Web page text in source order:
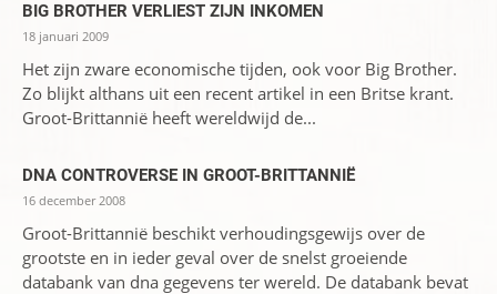
BIG BROTHER VERLIEST ZIJN INKOMEN
18 januari 2009
Het zijn zware economische tijden, ook voor Big Brother.
Zo blijkt althans uit een recent artikel in een Britse krant.
Groot-Brittannië heeft wereldwijd de...
DNA CONTROVERSE IN GROOT-BRITTANNIË
16 december 2008
Groot-Brittannië beschikt verhoudingsgewijs over de
grootste en in ieder geval over de snelst groeiende
databank van dna gegevens ter wereld. De databank bevat